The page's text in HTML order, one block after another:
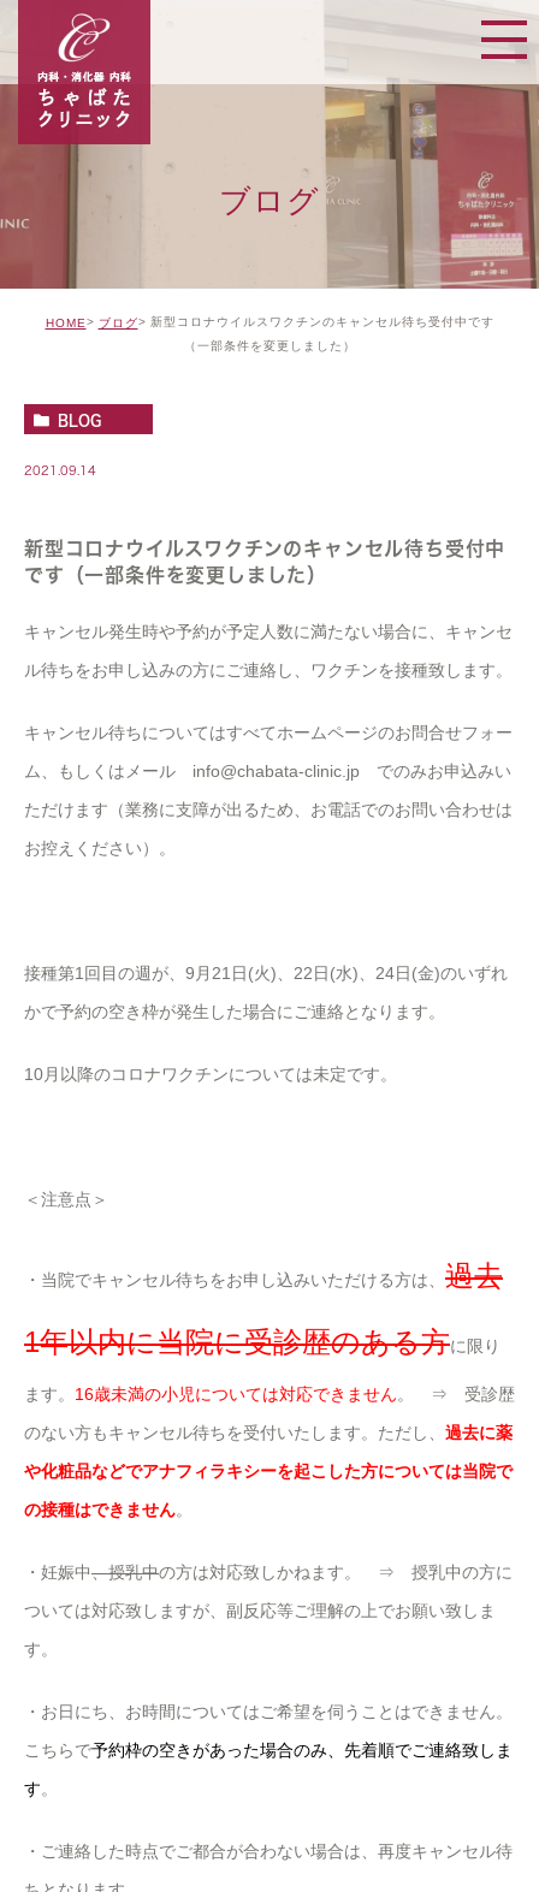
ブログ
HOME ブログ
新型コロナウイルスワクチンのキャンセル待ち受付中です
（一部条件を変更しました）
BLOG
2021.09.14
新型コロナウイルスワクチンのキャンセル待ち受付中
です（一部条件を変更しました）
キャンセル発生時や予約が予定人数に満たない場合に、キャンセ
ル待ちをお申し込みの方にご連絡し、ワクチンを接種致します。
キャンセル待ちについてはすべてホームページのお問合せフォー
ム、もしくはメール info@chabata-clinic.jp でのみお申込みい
ただけます（業務に支障が出るため、お電話でのお問い合わせは
お控えください）。
接種第1回目の週が、9月21日(火)、22日(水)、24日(金)のいずれ
かで予約の空き枠が発生した場合にご連絡となります。
10月以降のコロナワクチンについては未定です。
＜注意点＞
・当院でキャンセル待ちをお申し込みいただける方は、 過去
1年以内に当院に受診歴のある方に限り
ます。 16歳未満の小児については対応できません。 ⇒ 受診歴
のない方もキャンセル待ちを受付いたします。ただし、 過去に薬
や化粧品などでアナフィラキシーを起こした方については当院で
の接種はできません。
・妊娠中、授乳中の方は対応致しかねます。 ⇒ 授乳中の方に
ついては対応致しますが、副反応等ご理解の上でお願い致しま
す。
・お日にち、お時間についてはご希望を伺うことはできません。
こちらで予約枠の空きがあった場合のみ、先着順でご連絡致しま
す。
・ご連絡した時点でご都合が合わない場合は、再度キャンセル待